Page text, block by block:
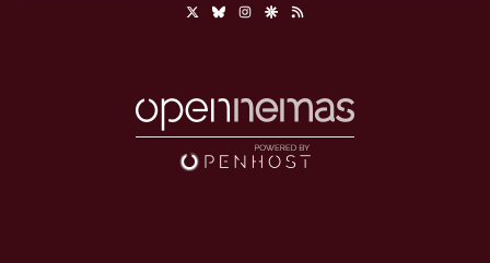
BlueskyInstagramGoogle Discover